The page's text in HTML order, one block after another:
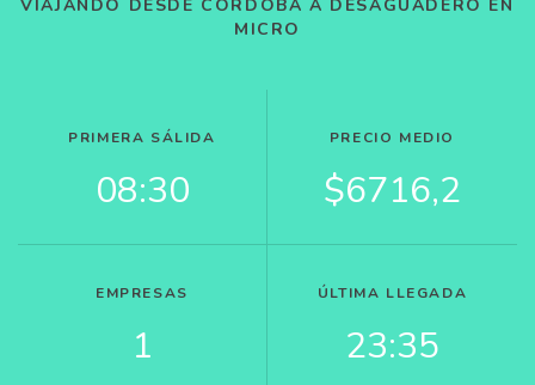
VIAJANDO DESDE CÓRDOBA A DESAGUADERO EN
MICRO
PRIMERA SÁLIDA
08:30
PRECIO MEDIO
$6716,2
EMPRESAS
1
ÚLTIMA LLEGADA
23:35